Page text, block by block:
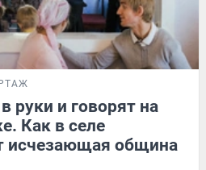
руки и говорят на
Как в селе
исчезающая община